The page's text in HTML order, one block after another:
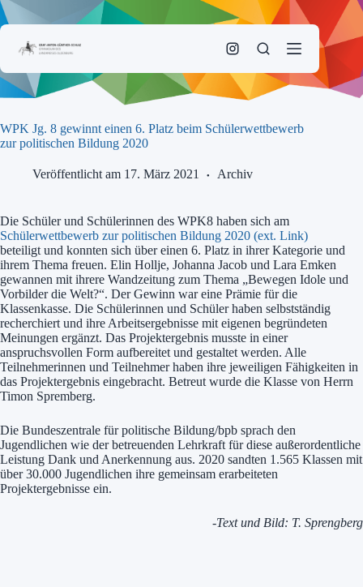
Zum
Inhalt
WPK Jg. 8 gewinnt einen 6. Platz beim Schülerwettbewerb
zur politischen Bildung 2020
Veröffentlicht am 17. März 2021 Archiv
Die Schüler und Schülerinnen des WPK8 haben sich am
Schülerwettbewerb zur politischen Bildung 2020 (ext. Link)
beteiligt und konnten sich über einen 6. Platz in ihrer Kategorie und
ihrem Thema freuen. Elin Hollje, Johanna Jacob und Lara Emken
gewannen mit ihrere Wandzeitung zum Thema „Bewegen Idole und
Vorbilder die Welt?“. Der Gewinn war eine Prämie für die
Klassenkasse. Die Schülerinnen und Schüler haben selbstständig
recherchiert und ihre Arbeitsergebnisse mit eigenen begründeten
Meinungen ergänzt. Das Projektergebnis musste in einer
anspruchsvollen Form aufbereitet und gestaltet werden. Alle
Teilnehmerinnen und Teilnehmer haben ihre jeweiligen Fähigkeiten in
das Projektergebnis eingebracht. Betreut wurde die Klasse von Herrn
Timon Spremberg.
Die Bundeszentrale für politische Bildung/bpb sprach den
Jugendlichen wie der betreuenden Lehrkraft für diese außerordentliche
Leistung Dank und Anerkennung aus. 2020 sandten 1.565 Klassen mit
über 30.000 Jugendlichen ihre gemeinsam erarbeiteten
Projektergebnisse ein.
-Text und Bild: T. Sprengberg